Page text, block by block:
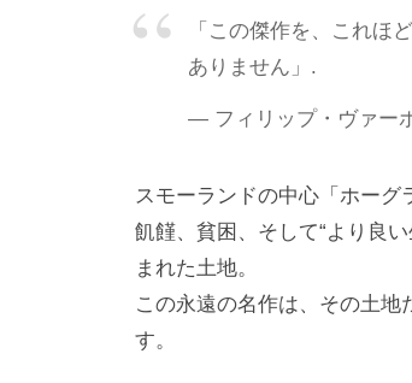
「この傑作を、これほ
ありません」.
― フィリップ・ヴァー
スモーランドの中心「ホーグ
飢饉、貧困、そして“より良
まれた土地。
この永遠の名作は、その土地
す。